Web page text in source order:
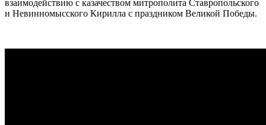
взаимодействию с казачеством митрополита Ставропольского
и Невинномысского Кирилла с праздником Великой Победы.